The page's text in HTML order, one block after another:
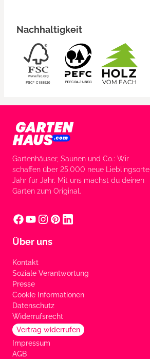
Nachhaltigkeit
Gartenhäuser, Saunen und Co.: Wir
schaffen über 25.000 neue Lieblingsorte
Jahr für Jahr. Mit uns machst du deinen
Garten zum Original.
Über uns
Kontakt
Soziale Verantwortung
Presse
Cookie Informationen
Datenschutz
Widerrufsrecht
Vertrag widerrufen
Impressum
AGB